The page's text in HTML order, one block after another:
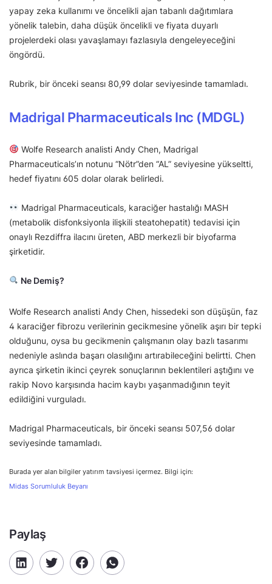
yapay zeka kullanımı ve öncelikli ajan tabanlı dağıtımlara
yönelik talebin, daha düşük öncelikli ve fiyata duyarlı
projelerdeki olası yavaşlamayı fazlasıyla dengeleyeceğini
öngördü.
Rubrik, bir önceki seansı 80,99 dolar seviyesinde tamamladı.
Madrigal Pharmaceuticals Inc (MDGL)
Wolfe Research analisti Andy Chen, Madrigal
Pharmaceuticals’ın notunu “Nötr”den “AL” seviyesine yükseltti,
hedef fiyatını 605 dolar olarak belirledi.
Madrigal Pharmaceuticals, karaciğer hastalığı MASH
(metabolik disfonksiyonla ilişkili steatohepatit) tedavisi için
onaylı Rezdiffra ilacını üreten, ABD merkezli bir biyofarma
şirketidir.
Ne Demiş?
Wolfe Research analisti Andy Chen, hissedeki son düşüşün, faz
4 karaciğer fibrozu verilerinin gecikmesine yönelik aşırı bir tepki
olduğunu, oysa bu gecikmenin çalışmanın olay bazlı tasarımı
nedeniyle aslında başarı olasılığını artırabileceğini belirtti. Chen
ayrıca şirketin ikinci çeyrek sonuçlarının beklentileri aştığını ve
rakip Novo karşısında hacim kaybı yaşanmadığının teyit
edildiğini vurguladı.
Madrigal Pharmaceuticals, bir önceki seansı 507,56 dolar
seviyesinde tamamladı.
Burada yer alan bilgiler yatırım tavsiyesi içermez. Bilgi için:
Midas Sorumluluk Beyanı
Paylaş